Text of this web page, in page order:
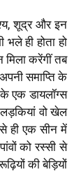
शूद्र और इन
ही होता हो
करेंगीं तब
समाप्ति के
एक डायलॉग्स
वो खेल
ही एक सीन में
को रस्सी से
की बेड़ियों